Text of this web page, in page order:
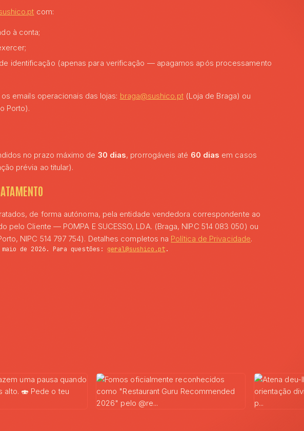
com:
à conta;
identificação (apenas para verificação — apagamos após processamento
emails operacionais das lojas: braga@sushico.pt(Loja de Braga) ou
Porto).
no prazo máximo de 30 dias, prorrogáveis até 60 dias em casos
prévia ao titular).
de forma autónoma, pela entidade vendedora correspondente ao
pelo Cliente — POMPA E SUCESSO, LDA. (Braga, NIPC 514 083 050) ou
NIPC 514 797 754). Detalhes completos na Política de Privacidade.
de 2026. Para questões: geral@sushico.pt.